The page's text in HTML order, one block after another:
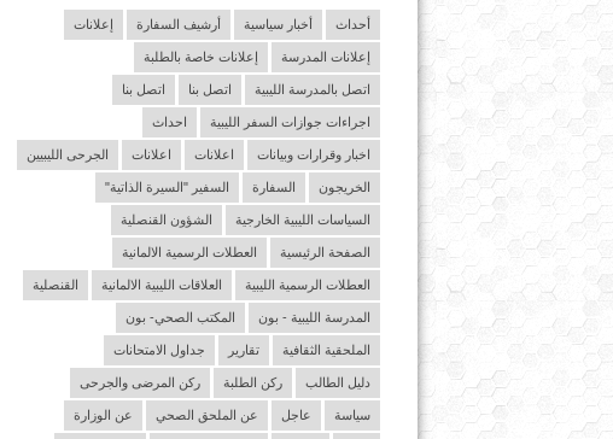
أحداث أخبار سياسية أرشيف السفارة إعلانات
إعلانات المدرسة إعلانات خاصة بالطلبة
اتصل بالمدرسة الليبية اتصل بنا اتصل بنا
اجراءات جوازات السفر الليبية احداث
اخبار وقرارات وبيانات اعلانات اعلانات الجرحى الليبيين
الخريجون السفارة السفير "السيرة الذاتية"
السياسات الليبية الخارجية الشؤون القنصلية
الصفحة الرئيسية العطلات الرسمية الالمانية
العطلات الرسمية الليبية العلاقات الليبية الالمانية القنصلية
المدرسة الليبية - بون المكتب الصحي- بون
الملحقية الثقافية تقارير جداول الامتحانات
دليل الطالب ركن الطلبة ركن المرضى والجرحى
سياسة عاجل عن الملحق الصحي عن الوزارة